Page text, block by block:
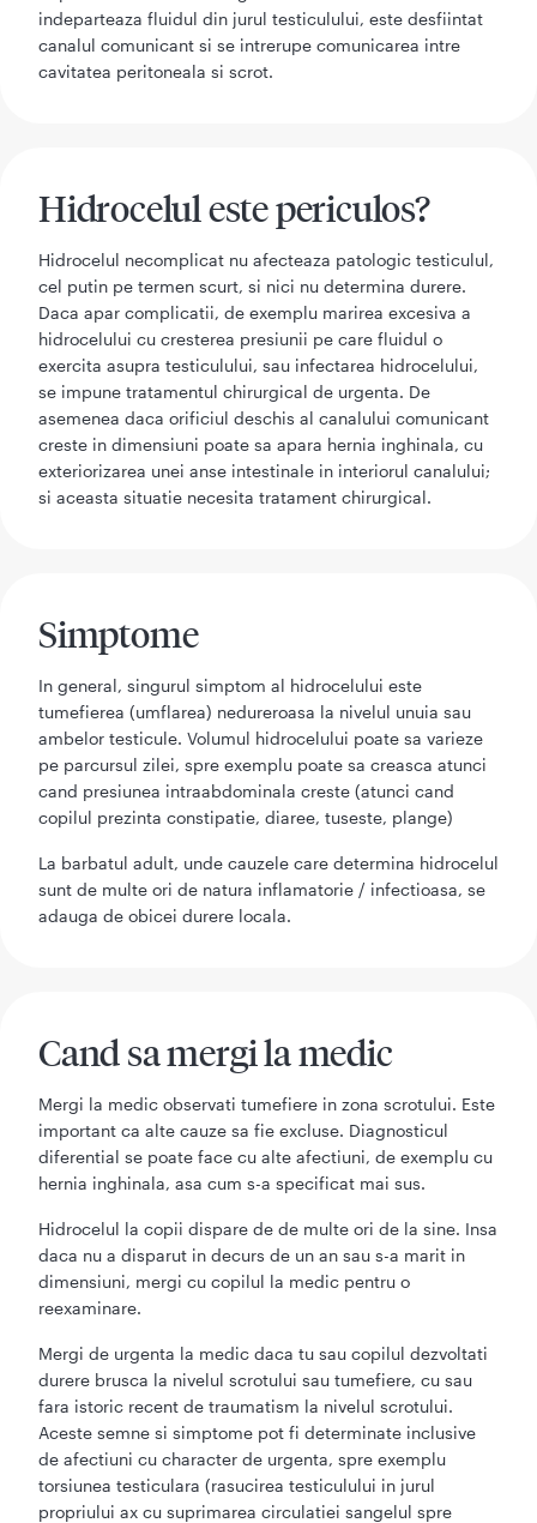
indeparteaza fluidul din jurul testiculului, este desfiintat
canalul comunicant si se intrerupe comunicarea intre
cavitatea peritoneala si scrot.
Hidrocelul este periculos?
Hidrocelul necomplicat nu afecteaza patologic testiculul,
cel putin pe termen scurt, si nici nu determina durere.
Daca apar complicatii, de exemplu marirea excesiva a
hidrocelului cu cresterea presiunii pe care fluidul o
exercita asupra testiculului, sau infectarea hidrocelului,
se impune tratamentul chirurgical de urgenta. De
asemenea daca orificiul deschis al canalului comunicant
creste in dimensiuni poate sa apara hernia inghinala, cu
exteriorizarea unei anse intestinale in interiorul canalului;
si aceasta situatie necesita tratament chirurgical.
Simptome
In general, singurul simptom al hidrocelului este
tumefierea (umflarea) nedureroasa la nivelul unuia sau
ambelor testicule. Volumul hidrocelului poate sa varieze
pe parcursul zilei, spre exemplu poate sa creasca atunci
cand presiunea intraabdominala creste (atunci cand
copilul prezinta constipatie, diaree, tuseste, plange)
La barbatul adult, unde cauzele care determina hidrocelul
sunt de multe ori de natura inflamatorie / infectioasa, se
adauga de obicei durere locala.
Cand sa mergi la medic
Mergi la medic observati tumefiere in zona scrotului. Este
important ca alte cauze sa fie excluse. Diagnosticul
diferential se poate face cu alte afectiuni, de exemplu cu
hernia inghinala, asa cum s-a specificat mai sus.
Hidrocelul la copii dispare de de multe ori de la sine. Insa
daca nu a disparut in decurs de un an sau s-a marit in
dimensiuni, mergi cu copilul la medic pentru o
reexaminare.
Mergi de urgenta la medic daca tu sau copilul dezvoltati
durere brusca la nivelul scrotului sau tumefiere, cu sau
fara istoric recent de traumatism la nivelul scrotului.
Aceste semne si simptome pot fi determinate inclusive
de afectiuni cu character de urgenta, spre exemplu
torsiunea testiculara (rasucirea testiculului in jurul
propriului ax cu suprimarea circulatiei sangelul spre